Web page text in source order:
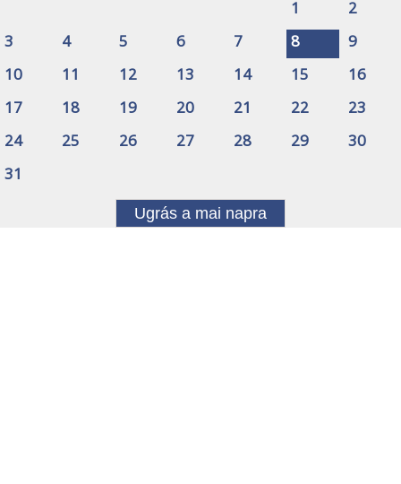
1
2
3
4 5 6 7 8
9
10
11 12 13 14 15
16
17
18 19 20 21 22
23
24
25 26 27 28 29
30
31
Ugrás a mai napra